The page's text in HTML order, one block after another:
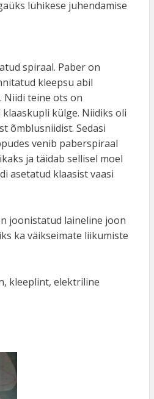
lühikese juhendamise
spiraal. Paber on
kleepsu abil
Niidi teine ots on
külge. Niidiks oli
õmblusniidist. Sedasi
venib paberspiraal
ja täidab sellisel moel
asetatud klaasist vaasi
joonistatud laineline joon
ka väikseimate liikumiste
kleeplint, elektriline